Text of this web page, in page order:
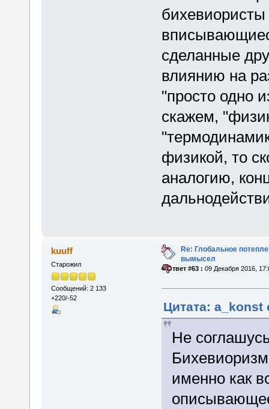
сделанные
влиянию на
"просто одно
скажем,
физикой, то
аналогию,
kuuff
Старожил
Сообщений: 2 133
+220/-52
Re: Глобальное
вымысел
«Ответ #63 : 09 Декабря 2016,
Цитата: a_konst
Не
именно как